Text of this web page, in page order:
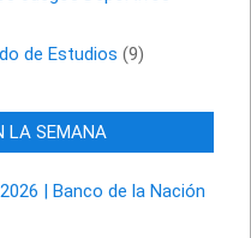
de Estudios (9)
LA SEMANA
| Banco de la Nación